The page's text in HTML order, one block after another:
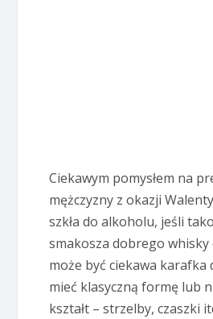
Ciekawym pomysłem na
mężczyzny z okazji
szkła do alkoholu, jeśli
smakosza dobrego
może być ciekawa karafka
mieć klasyczną formę lub
kształt – strzelby, czaszki